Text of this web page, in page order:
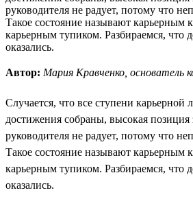
руководителя не радует, потому что
Такое состояние называют карьерным
карьерным тупиком. Разбираемся, что
оказались.
Автор: Мария Кравченко, основатель
Случается, что все ступени
достижения собраны, высокая позиция
руководителя не радует, потому что
Такое состояние называют карьерным
карьерным тупиком. Разбираемся, что
оказались.